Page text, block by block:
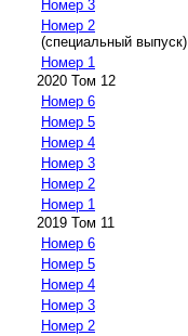
Номер 3
Номер 2
(специальный выпуск)
Номер 1
2020 Том 12
Номер 6
Номер 5
Номер 4
Номер 3
Номер 2
Номер 1
2019 Том 11
Номер 6
Номер 5
Номер 4
Номер 3
Номер 2